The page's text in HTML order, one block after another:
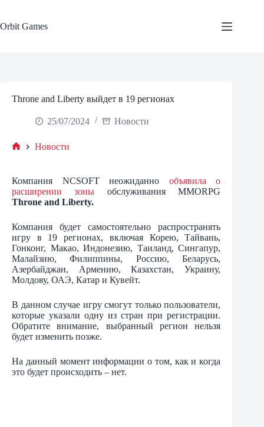
content
Orbit Games
Throne and Liberty выйдет в 19 регионах
25/07/2024 Новости
Новости
Компания NCSOFT неожиданно объявила о
расширении зоны обслуживания MMORPG
Throne and Liberty.
Компания будет самостоятельно распространять
игру в 19 регионах, включая Корею, Тайвань,
Гонконг, Макао, Индонезию, Таиланд, Сингапур,
Малайзию, Филиппины, Россию, Беларусь,
Азербайджан, Армению, Казахстан, Украину,
Молдову, ОАЭ, Катар и Кувейт.
В данном случае игру смогут только пользователи,
которые указали одну из стран при регистрации.
Обратите внимание, выбранный регион нельзя
будет изменить позже.
На данный момент информации о том, как и когда
это будет происходить – нет.